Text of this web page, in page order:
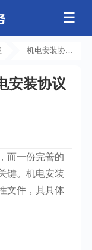
☰
机器人
• 智能网联
机电安装协议
装协议内容！
安装协议
一份完善的
键。机电安装
文件，其具体